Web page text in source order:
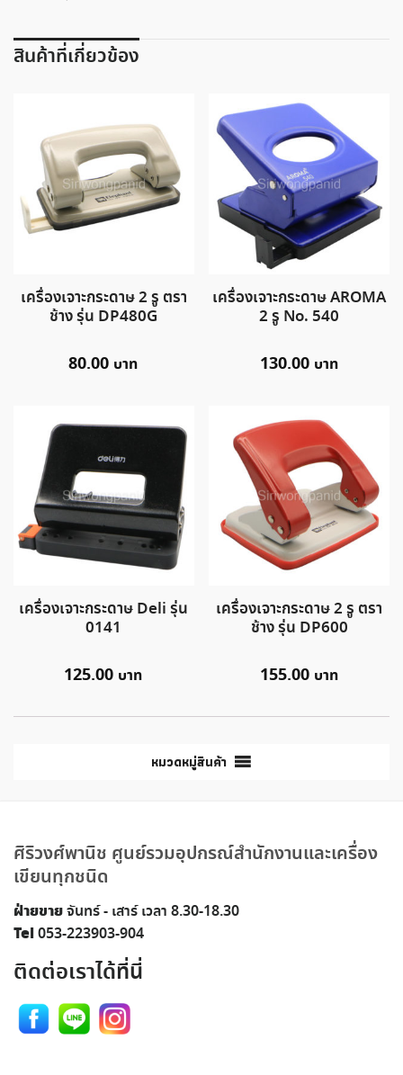
สินค้าที่เกี่ยวข้อง
เครื่องเจาะกระดาษ 2 รู ตรา
ช้าง รุ่น DP480G
80.00
เครื่องเจาะกระดาษ AROMA
2 รู No. 540
130.00
เครื่องเจาะกระดาษ Deli รุ่น
0141
125.00
เครื่องเจาะกระดาษ 2 รู ตรา
ช้าง รุ่น DP600
155.00
หมวดหมู่สินค้า
ศิริวงศ์พานิช ศูนย์รวมอุปกรณ์สำนักงานและเครื่อง
เขียนทุกชนิด
ฝ่ายขายจันทร์ - เสาร์ เวลา 8.30-18.30
Tel053-223903-904
ติดต่อเราได้ที่นี่